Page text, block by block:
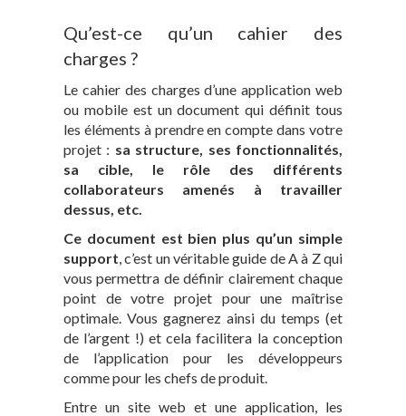
Qu’est-ce qu’un cahier des
charges ?
Le cahier des charges d’une application web
ou mobile est un document qui définit tous
les éléments à prendre en compte dans votre
projet : sa structure, ses fonctionnalités,
sa cible, le rôle des différents
collaborateurs amenés à travailler
dessus, etc.
Ce document est bien plus qu’un simple
support , c’est un véritable guide de A à Z qui
vous permettra de définir clairement chaque
point de votre projet pour une maîtrise
optimale. Vous gagnerez ainsi du temps (et
de l’argent !) et cela facilitera la conception
de l’application pour les développeurs
comme pour les chefs de produit.
Entre un site web et une application, les